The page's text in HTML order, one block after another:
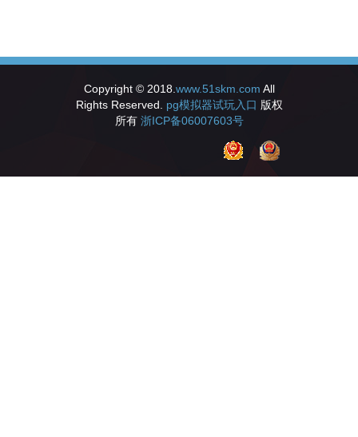
Copyright © 2018. www.51skm.com All
Rights Reserved. pg模拟器试玩入口 版权
所有 浙ICP备06007603号